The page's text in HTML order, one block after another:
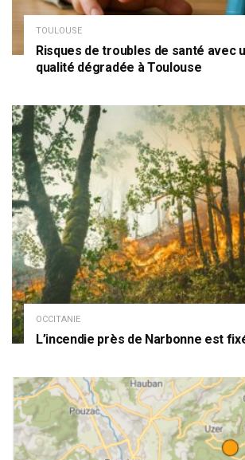
TOULOUSE
Risques de troubles de santé avec
qualité dégradée à Toulouse
OCCITANIE
L’incendie près de Narbonne est